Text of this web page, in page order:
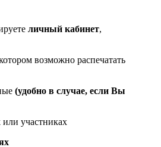
личный кабинет,
возможно распечатать
(удобно в случае, если Вы
или участниках